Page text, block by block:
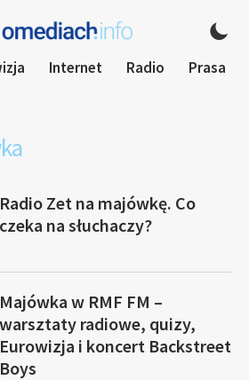
Internet Radio Prasa
Radio Zet na majówkę. Co
czeka na słuchaczy?
Majówka w RMF FM –
warsztaty radiowe, quizy,
Eurowizja i koncert Backstreet
Boys